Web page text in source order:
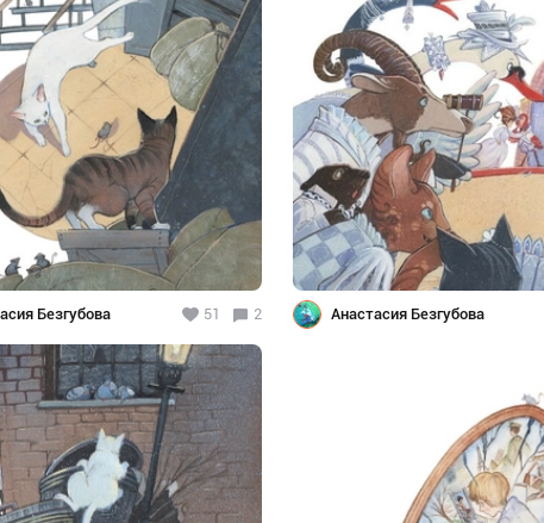
Безгубова 51 2 Анастасия Безгубова